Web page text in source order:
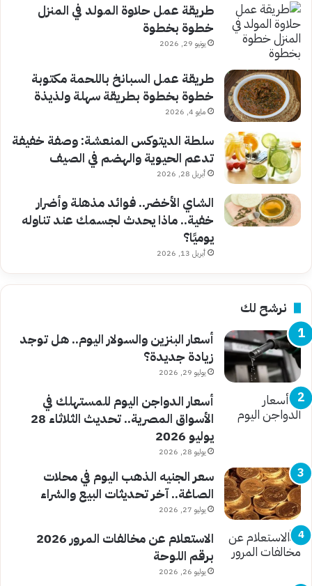
طريقة عمل حلاوة المولد في المنزل
خطوة بخطوة
يونيو 29, 2026
طريقة عمل السبانخ باللحمة مكتوبة
خطوة بخطوة بطريقة سهلة ولذيذة
مايو 4, 2026
سلطة الديتوكس المنعشة: وصفة خفيفة
تدعم الحيوية والهضم في الصيف
أبريل 28, 2026
الشاي الأخضر.. فوائد مذهلة وأضرار
خفية.. ماذا يحدث لجسمك عند تناوله
يوميًا؟
أبريل 13, 2026
نرشح لك
أسعار البنزين والسولار اليوم.. هل توجد
زيادة جديدة؟
يوليو 29, 2026
أسعار الدواجن اليوم للمستهلك في
الأسواق المصرية.. تحديث الثلاثاء 28
يوليو 2026
يوليو 28, 2026
سعر الجنيه الذهب اليوم في محلات
الصاغة.. آخر تحديثات البيع والشراء
يوليو 27, 2026
الاستعلام عن مخالفات المرور 2026
برقم اللوحة
يوليو 26, 2026